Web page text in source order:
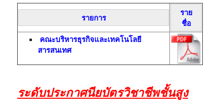
รายการ
ราย
ชื่อ
คณะบริหารธุรกิจและเทคโนโลยี
สารสนเทศ
ระดับประกาศนียบัตรวิชาชีพชั้นสูง